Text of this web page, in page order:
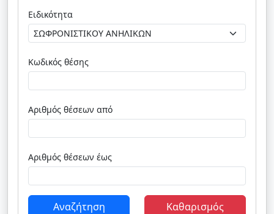
Ειδικότητα
Κωδικός θέσης
Αριθμός θέσεων από
Αριθμός θέσεων έως
Αναζήτηση Καθαρισμός